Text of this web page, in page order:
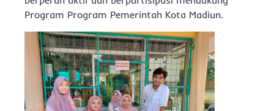
Program Program Pemerintah Kota Madiun.